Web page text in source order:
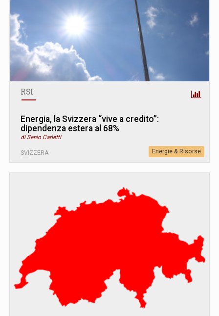
RSI
Energia, la Svizzera “vive a credito”:
dipendenza estera al 68%
di Senio Carletti
SVIZZERA Energie & Risorse